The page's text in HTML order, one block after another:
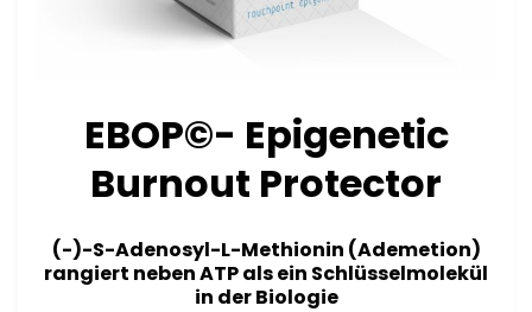
EBOP©- Epigenetic
Burnout Protector
(-)-S-Adenosyl-L-Methionin (Ademetion)
rangiert neben ATP als ein Schlüsselmolekül
in der Biologie